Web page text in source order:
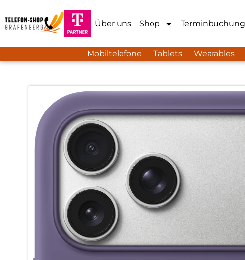
Über uns Shop Terminbuchung
Mobiltelefone Tablets Wearables